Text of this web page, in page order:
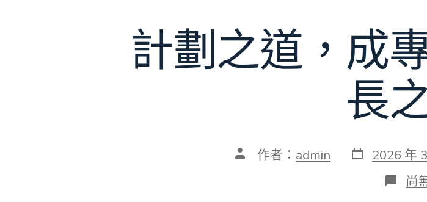
計劃之道，成
長
文 作者： admin 發
表
2026 年
在
〈
尚